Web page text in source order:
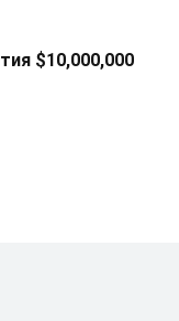
$10,000,000